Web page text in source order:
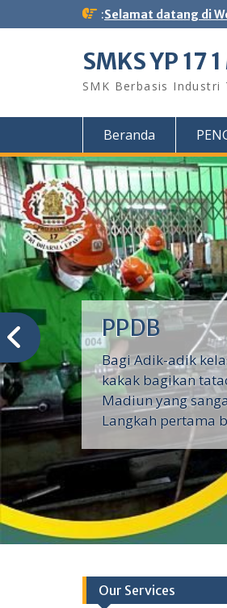
to
:Selamat datang di
SMKS YP 17
SMK Berbasis Industri
Beranda
PPDB
Bagi Adik-adik
kakak bagikan
Madiun yang
Langkah pertama
Our Services